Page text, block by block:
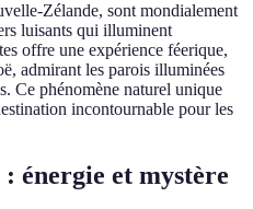
Zélande, sont mondialement
luisants qui illuminent
offre une expérience féerique,
admirant les parois illuminées
Ce phénomène naturel unique
incontournable pour les
énergie et mystère